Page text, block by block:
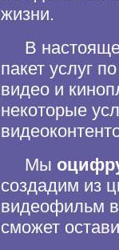
жизни.
В
пакет услуг
видео и
некоторые
Мы
создадим из
видеофильм
сможет